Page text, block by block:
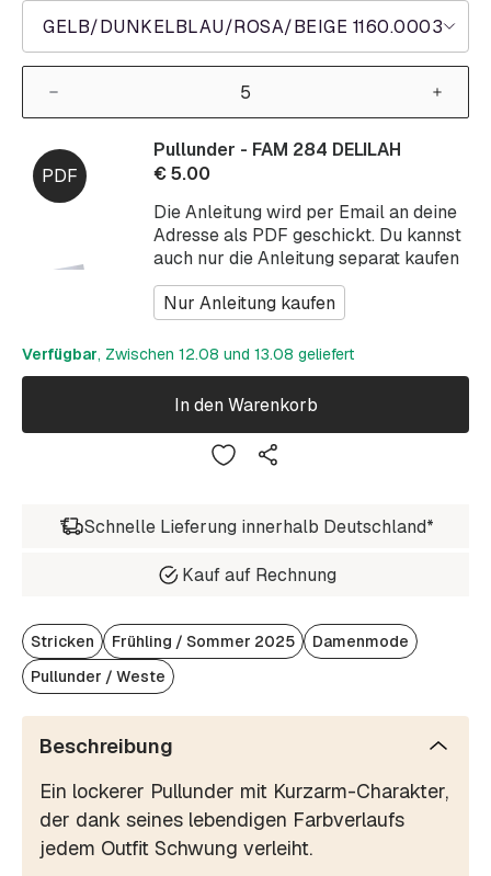
GELB/DUNKELBLAU/ROSA/BEIGE 1160.0003
Die Anleitung wird per Email an deine
Adresse als PDF geschickt. Du kannst
auch nur die Anleitung separat kaufen
Nur Anleitung kaufen
Pullunder - FAM 284 DELILAH
€5.00
Verfügbar, Zwischen 12.08 und 13.08 geliefert
In den Warenkorb
Schnelle Lieferung innerhalb Deutschland*
Kauf auf Rechnung
Stricken Frühling / Sommer 2025
Damenmode
Pullunder / Weste
Beschreibung
Ein lockerer Pullunder mit Kurzarm-Charakter,
der dank seines lebendigen Farbverlaufs
jedem Outfit Schwung verleiht.